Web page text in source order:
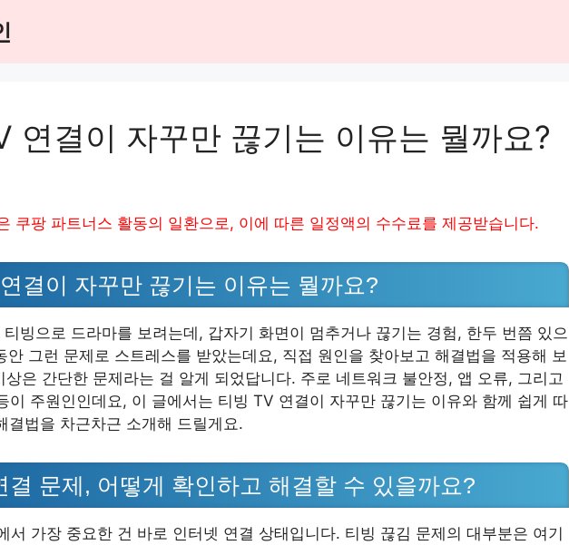
연결이 자꾸만 끊기는 이유는 뭘까요?
쿠팡 파트너스 활동의 일환으로, 이에 따른 일정액의 수수료를 제공받습니다.
결이 자꾸만 끊기는 이유는 뭘까요?
빙으로 드라마를 보려는데, 갑자기 화면이 멈추거나 끊기는 경험, 한두 번쯤 있으
안 그런 문제로 스트레스를 받았는데요, 직접 원인을 찾아보고 해결법을 적용해 보
은 간단한 문제라는 걸 알게 되었답니다. 주로 네트워크 불안정, 앱 오류, 그리고
이 주원인인데요, 이 글에서는 티빙 TV 연결이 자꾸만 끊기는 이유와 함께 쉽게 따
결법을 차근차근 소개해 드릴게요.
결 문제, 어떻게 확인하고 해결할 수 있을까요?
서 가장 중요한 건 바로 인터넷 연결 상태입니다. 티빙 끊김 문제의 대부분은 여기